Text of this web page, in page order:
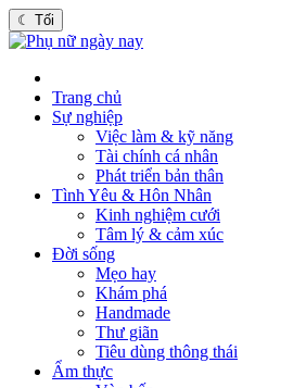
☾ Tối
Trang chủ
Sự nghiệp
Việc làm & kỹ năng
Tài chính cá nhân
Phát triển bản thân
Tình Yêu & Hôn Nhân
Kinh nghiệm cưới
Tâm lý & cảm xúc
Đời sống
Mẹo hay
Khám phá
Handmade
Thư giãn
Tiêu dùng thông thái
Ẩm thực